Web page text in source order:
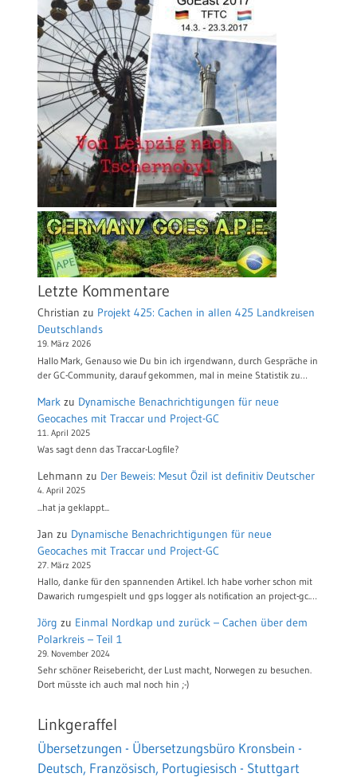
Letzte Kommentare
Christian zu Projekt 425: Cachen in allen 425 Landkreisen
Deutschlands
19. März 2026
Hallo Mark, Genauso wie Du bin ich irgendwann, durch Gespräche in
der GC-Community, darauf gekommen, mal in meine Statistik zu…
Mark zu Dynamische Benachrichtigungen für neue
Geocaches mit Traccar und Project-GC
11. April 2025
Was sagt denn das Traccar-Logfile?
Lehmann zu Der Beweis: Mesut Özil ist definitiv Deutscher
4. April 2025
...hat ja geklappt...
Jan zu Dynamische Benachrichtigungen für neue
Geocaches mit Traccar und Project-GC
27. März 2025
Hallo, danke für den spannenden Artikel. Ich habe vorher schon mit
Dawarich rumgespielt und gps logger als notification an project-gc.…
Jörg zu Einmal Nordkap und zurück – Cachen über dem
Polarkreis – Teil 1
29. November 2024
Sehr schöner Reisebericht, der Lust macht, Norwegen zu besuchen.
Dort müsste ich auch mal noch hin ;-)
Linkgeraffel
Übersetzungen - Übersetzungsbüro Kronsbein -
Deutsch, Französisch, Portugiesisch - Stuttgart